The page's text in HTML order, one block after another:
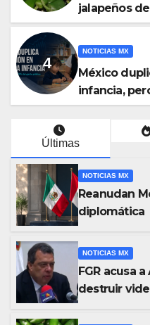
jalapeños
enfermos y
NOTICIAS MX
México
infancia,
gasto
Últimas
NOTICIAS MX
Reanudan
diplomática
NOTICIAS MX
FGR acusa
destruir